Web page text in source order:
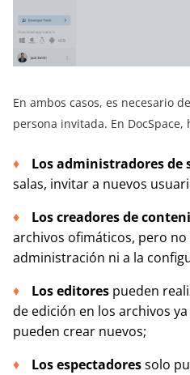
En ambos casos, es necesario
persona invitada. En DocSpace,
Los administradores de
salas, invitar a nuevos
Los creadores de
archivos ofimáticos, pero no
administración ni a la
Los editores pueden
de edición en los archivos
pueden crear nuevos;
Los espectadoressolo